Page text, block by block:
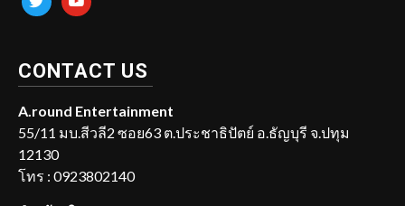
CONTACT US
A.round Entertainment
55/11 มบ.สีวลี2 ซอย63 ต.ประชาธิปัตย์ อ.ธัญบุรี จ.ปทุม
12130
โทร : 0923802140